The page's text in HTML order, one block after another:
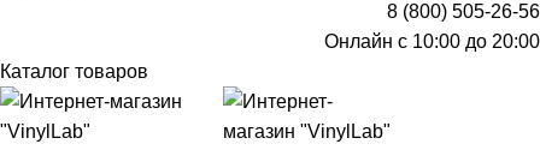
8 (800) 505-26-56
Онлайн с 10:00 до 20:00
Каталог товаров